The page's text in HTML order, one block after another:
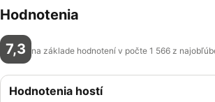
Hodnotenia
7,3 na základe hodnotení v počte 1 566 z
Hodnotenia hostí